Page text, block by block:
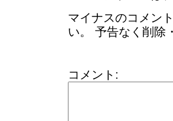
マイナスのコメン
い。 予告なく削除
コメント: